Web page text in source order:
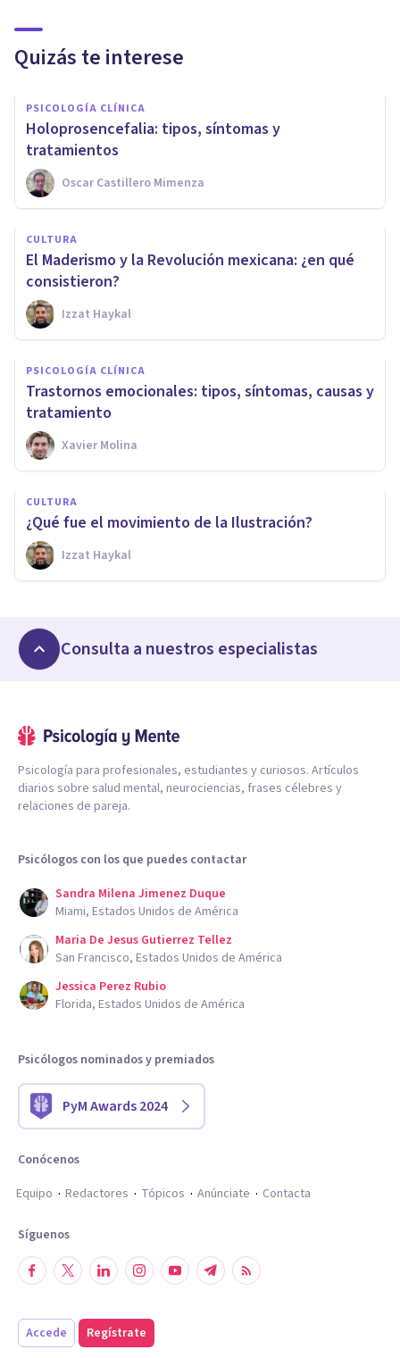
Quizás te interese
PSICOLOGÍA CLÍNICA
Holoprosencefalia: tipos, síntomas y
tratamientos
Oscar Castillero Mimenza
CULTURA
El Maderismo y la Revolución mexicana: ¿en qué
consistieron?
Izzat Haykal
PSICOLOGÍA CLÍNICA
Trastornos emocionales: tipos, síntomas, causas y
tratamiento
Xavier Molina
CULTURA
¿Qué fue el movimiento de la Ilustración?
Izzat Haykal
Consulta a nuestros especialistas
Psicología para profesionales, estudiantes y curiosos. Artículos
diarios sobre salud mental, neurociencias, frases célebres y
relaciones de pareja.
Psicólogos con los que puedes contactar
Sandra Milena Jimenez Duque
Miami, Estados Unidos de América
Maria De Jesus Gutierrez Tellez
San Francisco, Estados Unidos de América
Jessica Perez Rubio
Florida, Estados Unidos de América
Psicólogos nominados y premiados
PyM Awards 2024
Conócenos
Equipo
Redactores Tópicos Anúnciate Contacta
Síguenos
Accede Regístrate